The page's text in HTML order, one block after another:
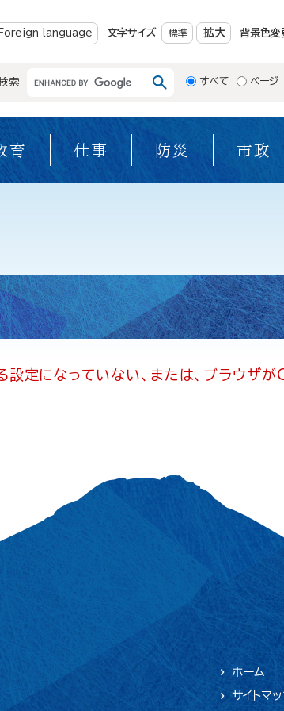
Foreign language 文字サイズ 標準 拡大 背景色変
索 すべて ページ
育 仕事 防災 市政
定になっていない、または、ブラウザが
ホーム
サイトマ